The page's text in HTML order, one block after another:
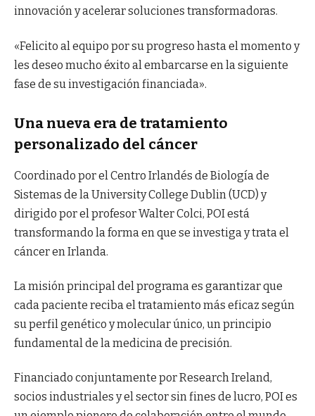
innovación y acelerar soluciones transformadoras.
«Felicito al equipo por su progreso hasta el momento y
les deseo mucho éxito al embarcarse en la siguiente
fase de su investigación financiada».
Una nueva era de tratamiento
personalizado del cáncer
Coordinado por el Centro Irlandés de Biología de
Sistemas de la University College Dublin (UCD) y
dirigido por el profesor Walter Colci, POI está
transformando la forma en que se investiga y trata el
cáncer en Irlanda.
La misión principal del programa es garantizar que
cada paciente reciba el tratamiento más eficaz según
su perfil genético y molecular único, un principio
fundamental de la medicina de precisión.
Financiado conjuntamente por Research Ireland,
socios industriales y el sector sin fines de lucro, POI es